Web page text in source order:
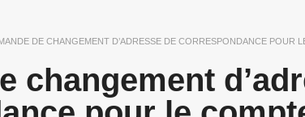
DE CHANGEMENT D’ADRESSE DE CORRESPONDANCE POUR
changement